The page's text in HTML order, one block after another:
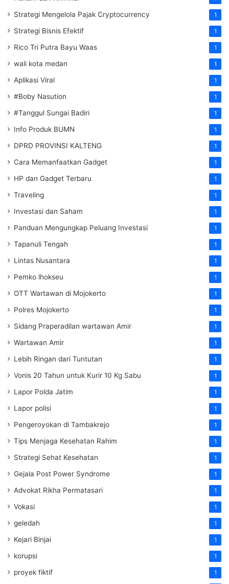
Strategi Mengelola Pajak Cryptocurrency 1
Strategi Bisnis Efektif 1
Rico Tri Putra Bayu Waas 1
wali kota medan 1
Aplikasi Viral 1
#Boby Nasution 1
#Tanggul Sungai Badiri 1
Info Produk BUMN 1
DPRD PROVINSI KALTENG 1
Cara Memanfaatkan Gadget 1
HP dan Gadget Terbaru 1
Traveling 1
Investasi dan Saham 1
Panduan Mengungkap Peluang Investasi 1
Tapanuli Tengah 1
Lintas Nusantara 1
Pemko lhokseu 1
OTT Wartawan di Mojokerto 1
Polres Mojokerto 1
Sidang Praperadilan wartawan Amir 1
Wartawan Amir 1
Lebih Ringan dari Tuntutan 1
Vonis 20 Tahun untuk Kurir 10 Kg Sabu 1
Lapor Polda Jatim 1
Lapor polisi 1
Pengeroyokan di Tambakrejo 1
Tips Menjaga Kesehatan Rahim 1
Strategi Sehat Kesehatan 1
Gejala Post Power Syndrome 1
Advokat Rikha Permatasari 1
Vokasi 1
geledah 1
Kejari Binjai 1
korupsi 1
proyek fiktif 1